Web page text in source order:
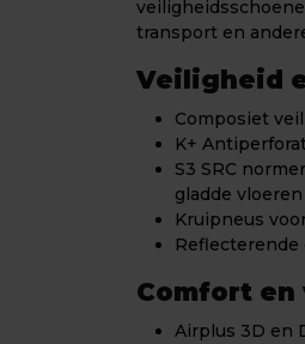
transport en
Veiligheid
Composiet
K+
S3 SRC
gladde vloeren
Kruipneus
Comfort
Airplus 3D en